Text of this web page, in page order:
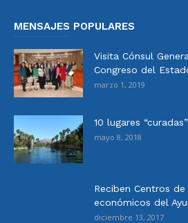
MENSAJES POPULARES
Visita Cónsul
Congreso del
marzo 1, 2019
10 lugares
mayo 8, 2018
Reciben Centros
económicos del
diciembre 13, 2017